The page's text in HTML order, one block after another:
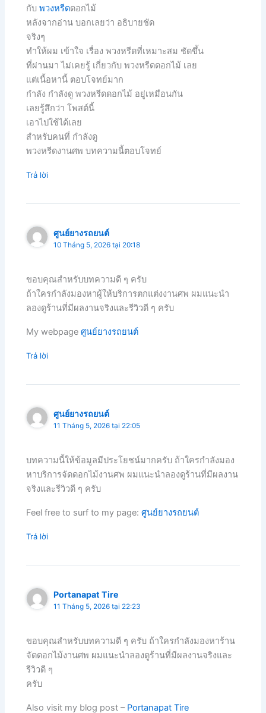
กับพวงหรีดดอกไม้
หลังจากอ่าน บอกเลยว่า อธิบายชัด
จริงๆ
ทำให้ผม เข้าใจ เรื่อง พวงหรีดที่เหมาะสม ชัดขึ้น
ที่ผ่านมา ไม่เคยรู้ เกี่ยวกับ พวงหรีดดอกไม้ เลย
แต่เนื้อหานี้ ตอบโจทย์มาก
กำลัง กำลังดู พวงหรีดดอกไม้ อยู่เหมือนกัน
เลยรู้สึกว่า โพสต์นี้
เอาไปใช้ได้เลย
สำหรับคนที่ กำลังดู
พวงหรีดงานศพ บทความนี้ตอบโจทย์
Trả lời
ศูนย์ยางรถยนต์
10 Tháng 5, 2026 tại 20:18
ขอบคุณสำหรับบทความดี ๆ ครับ
ถ้าใครกำลังมองหาผู้ให้บริการตกแต่งงานศพ ผมแนะนำ
ลองดูร้านที่มีผลงานจริงและรีวิวดี ๆ ครับ
My webpageศูนย์ยางรถยนต์
Trả lời
ศูนย์ยางรถยนต์
11 Tháng 5, 2026 tại 22:05
บทความนี้ให้ข้อมูลมีประโยชน์มากครับ ถ้าใครกำลังมอง
หาบริการจัดดอกไม้งานศพ ผมแนะนำลองดูร้านที่มีผลงาน
จริงและรีวิวดี ๆ ครับ
Feel free to surf to my page:ศูนย์ยางรถยนต์
Trả lời
Portanapat Tire
11 Tháng 5, 2026 tại 22:23
ขอบคุณสำหรับบทความดี ๆ ครับ ถ้าใครกำลังมองหาร้าน
จัดดอกไม้งานศพ ผมแนะนำลองดูร้านที่มีผลงานจริงและ
รีวิวดี ๆ
ครับ
Also visit my blog post – Portanapat Tire